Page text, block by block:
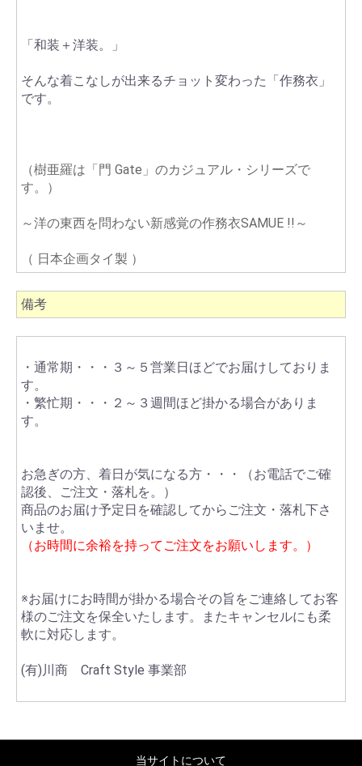
「和装＋洋装。」
そんな着こなしが出来るチョット変わった「作務衣」
です。
（樹亜羅は「門 Gate」のカジュアル・シリーズで
す。）
～洋の東西を問わない新感覚の作務衣SAMUE !!～
（ 日本企画タイ製 ）
備考
・通常期・・・３～５営業日ほどでお届けしておりま
す。
・繁忙期・・・２～３週間ほど掛かる場合がありま
す。
お急ぎの方、着日が気になる方・・・（お電話でご確
認後、ご注文・落札を。）
商品のお届け予定日を確認してからご注文・落札下さ
いませ。
（お時間に余裕を持ってご注文をお願いします。）
※お届けにお時間が掛かる場合その旨をご連絡してお客
様のご注文を保全いたします。またキャンセルにも柔
軟に対応します。
(有)川商 Craft Style 事業部
当サイトについて